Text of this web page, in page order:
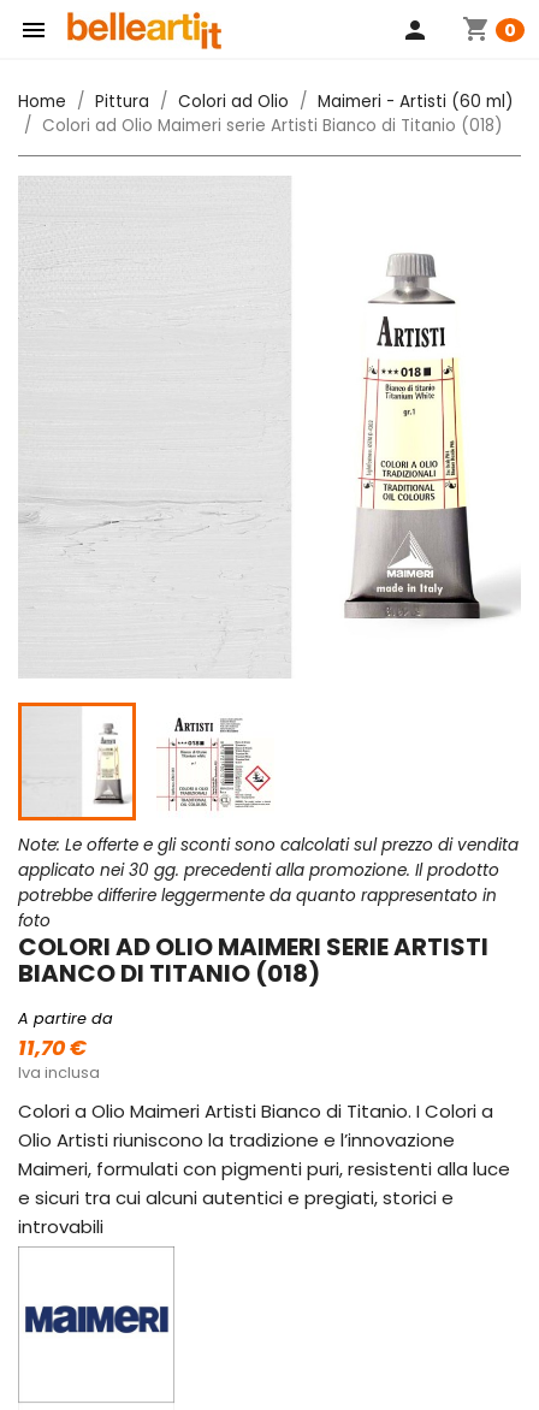
 shopping_cart 0
person
Home Pittura Colori ad Olio
Maimeri - Artisti (60 ml)
Colori ad Olio Maimeri serie Artisti Bianco di Titanio (018)
Note: Le offerte e gli sconti sono calcolati sul prezzo di vendita
applicato nei 30 gg. precedenti alla promozione. Il prodotto
potrebbe differire leggermente da quanto rappresentato in
foto
COLORI AD OLIO MAIMERI SERIE ARTISTI
BIANCO DI TITANIO (018)
A partire da
11,70 €
Iva inclusa
Colori a Olio Maimeri Artisti Bianco di Titanio. I Colori a
Olio Artisti riuniscono la tradizione e l’innovazione
Maimeri, formulati con pigmenti puri, resistenti alla luce
e sicuri tra cui alcuni autentici e pregiati, storici e
introvabili